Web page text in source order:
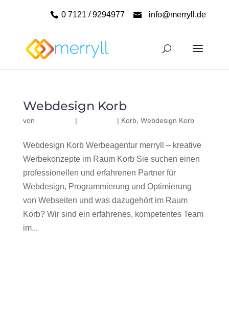
0 7121 / 9294977 info@merryll.de
Webdesign Korb
von | | Korb, Webdesign Korb
Webdesign Korb Werbeagentur merryll – kreative
Werbekonzepte im Raum Korb Sie suchen einen
professionellen und erfahrenen Partner für
Webdesign, Programmierung und Optimierung
von Webseiten und was dazugehört im Raum
Korb? Wir sind ein erfahrenes, kompetentes Team
im...